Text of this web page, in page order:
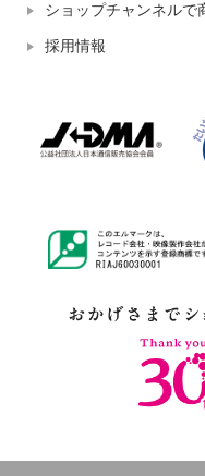
ショップチャンネルで
採用情報